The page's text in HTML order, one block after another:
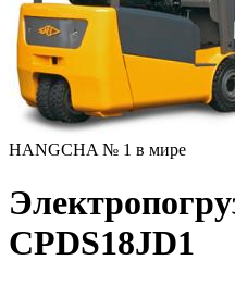
HANGCHA № 1 в мире
CPDS18JD1